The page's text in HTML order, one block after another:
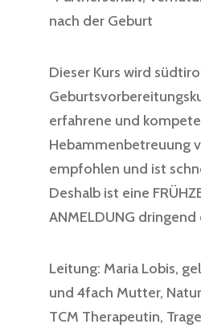
nach der Geburt
Dieser Kurs wird
erfahrene und
Hebammenbetreuung
empfohlen und ist
Deshalb ist eine
ANMELDUNG
Leitung: Maria Lobis,
und 4fach Mutter,
TCM Therapeutin,